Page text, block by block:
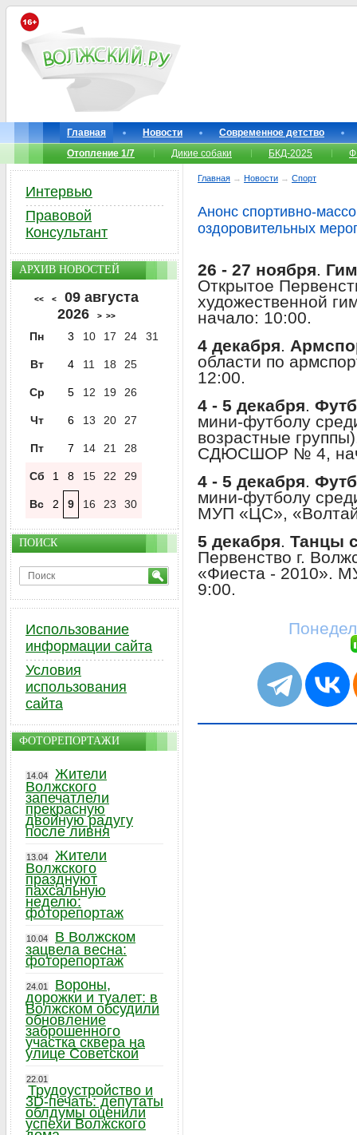
Главная Новости
Современное детство
Отопление 1/7
Дикие собаки БКД-2025
Главная → Новости → Спорт
Анонс спортивно-
оздоровительных
26 - 27 ноября.
Открытое
художественной
начало: 10:00.
4 декабря.
области по
12:00.
4 - 5 декабря.
мини-футболу
возрастные группы)
СДЮСШОР № 4,
4 - 5 декабря.
мини-футболу
МУП «ЦС»,
5 декабря. Танцы
Первенство г.
«Фиеста - 2010».
9:00.
Интервью
Правовой
Консультант
АРХИВ НОВОСТЕЙ
<< <
09 августа
2026
> >>
Пн 3 10 17 24 31
Вт 4 11 18 25
Ср 5 12 19 26
Чт 6 13 20 27
Пт 7 14 21 28
Сб 1 8 15 22 29
Вс 2 9 16 23 30
ПОИСК
Использование
информации сайта
Условия
использования
сайта
ФОТОРЕПОРТАЖИ
14.04
Жители
Волжского
запечатлели
прекрасную
двойную радугу
после ливня
13.04
Жители
Волжского
празднуют
пахсальную
неделю:
фоторепортаж
10.04
В Волжском
зацвела весна:
фоторепортаж
24.01
Вороны,
дорожки и туалет: в
Волжском обсудили
обновление
заброшенного
участка сквера на
улице Советской
22.01
Трудоустройство и
3D-печать: депутаты
облдумы оценили
успехи Волжского